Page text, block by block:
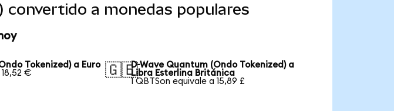
convertido a monedas populares
Tokenized) a Euro
€
🇬🇧D-Wave Quantum (Ondo Tokenized) a
Libra Esterlina Británica
1 QBTSon equivale a 15,89 £